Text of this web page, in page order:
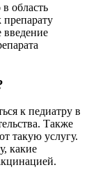
область
к педиатру в
Также
такую услугу.
какие